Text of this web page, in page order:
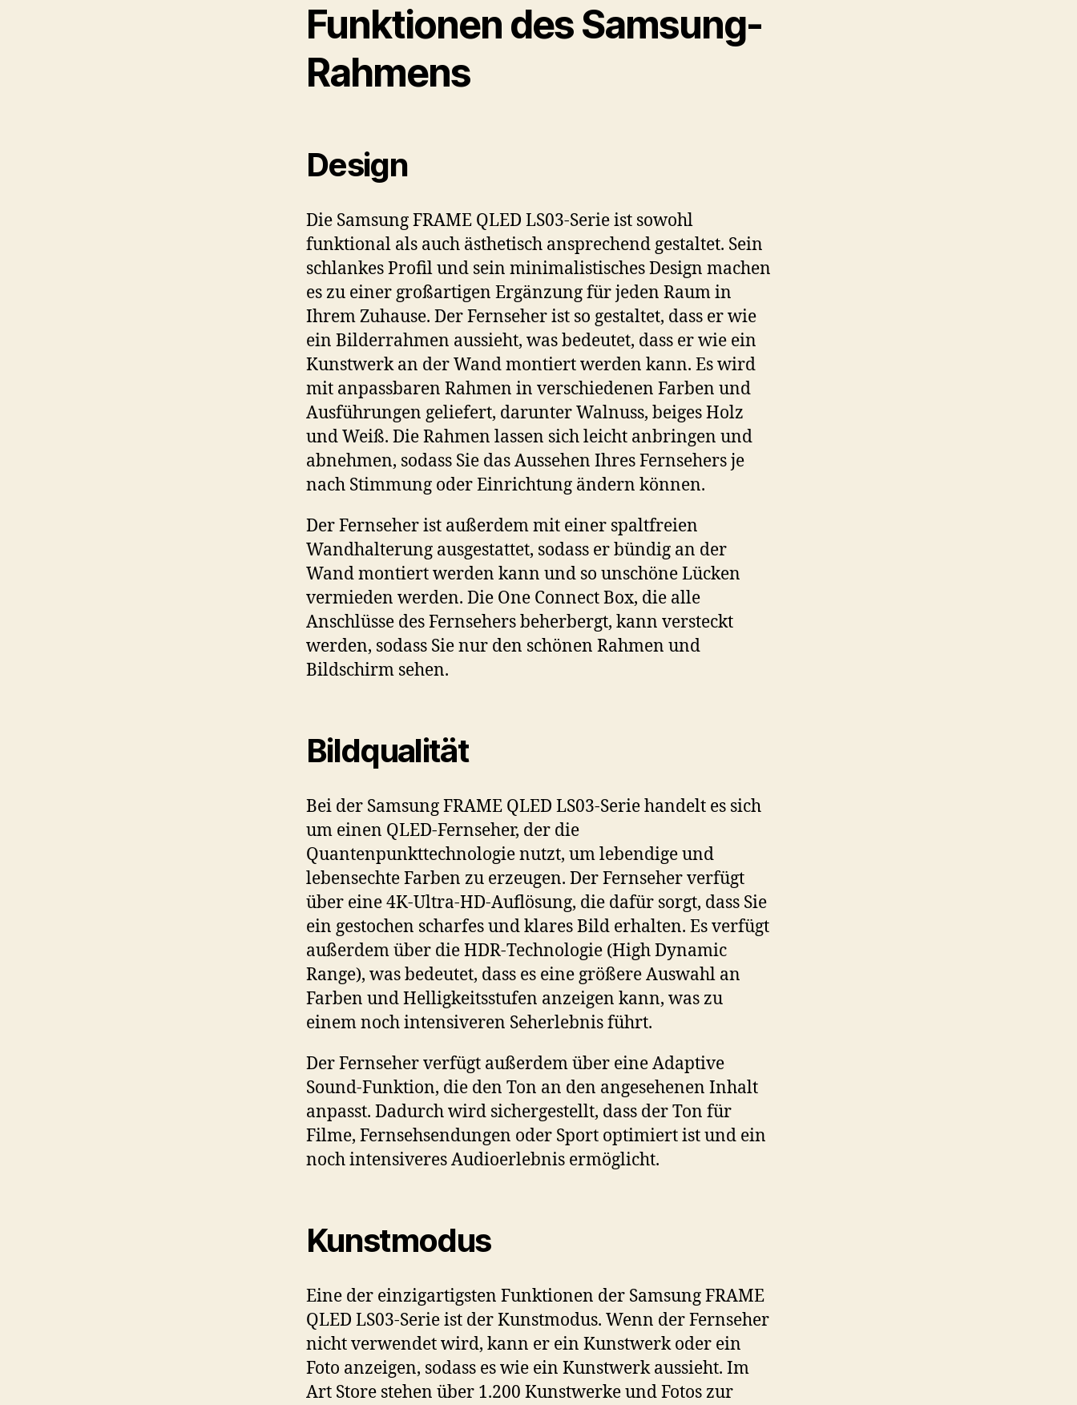
Funktionen des Samsung-
Rahmens
Design
Die Samsung FRAME QLED LS03-Serie ist sowohl
funktional als auch ästhetisch ansprechend gestaltet. Sein
schlankes Profil und sein minimalistisches Design machen
es zu einer großartigen Ergänzung für jeden Raum in
Ihrem Zuhause. Der Fernseher ist so gestaltet, dass er wie
ein Bilderrahmen aussieht, was bedeutet, dass er wie ein
Kunstwerk an der Wand montiert werden kann. Es wird
mit anpassbaren Rahmen in verschiedenen Farben und
Ausführungen geliefert, darunter Walnuss, beiges Holz
und Weiß. Die Rahmen lassen sich leicht anbringen und
abnehmen, sodass Sie das Aussehen Ihres Fernsehers je
nach Stimmung oder Einrichtung ändern können.
Der Fernseher ist außerdem mit einer spaltfreien
Wandhalterung ausgestattet, sodass er bündig an der
Wand montiert werden kann und so unschöne Lücken
vermieden werden. Die One Connect Box, die alle
Anschlüsse des Fernsehers beherbergt, kann versteckt
werden, sodass Sie nur den schönen Rahmen und
Bildschirm sehen.
Bildqualität
Bei der Samsung FRAME QLED LS03-Serie handelt es sich
um einen QLED-Fernseher, der die
Quantenpunkttechnologie nutzt, um lebendige und
lebensechte Farben zu erzeugen. Der Fernseher verfügt
über eine 4K-Ultra-HD-Auflösung, die dafür sorgt, dass Sie
ein gestochen scharfes und klares Bild erhalten. Es verfügt
außerdem über die HDR-Technologie (High Dynamic
Range), was bedeutet, dass es eine größere Auswahl an
Farben und Helligkeitsstufen anzeigen kann, was zu
einem noch intensiveren Seherlebnis führt.
Der Fernseher verfügt außerdem über eine Adaptive
Sound-Funktion, die den Ton an den angesehenen Inhalt
anpasst. Dadurch wird sichergestellt, dass der Ton für
Filme, Fernsehsendungen oder Sport optimiert ist und ein
noch intensiveres Audioerlebnis ermöglicht.
Kunstmodus
Eine der einzigartigsten Funktionen der Samsung FRAME
QLED LS03-Serie ist der Kunstmodus. Wenn der Fernseher
nicht verwendet wird, kann er ein Kunstwerk oder ein
Foto anzeigen, sodass es wie ein Kunstwerk aussieht. Im
Art Store stehen über 1.200 Kunstwerke und Fotos zur